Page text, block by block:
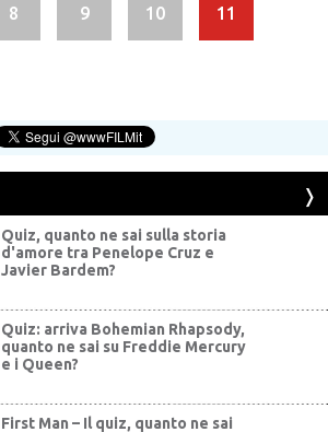
8 9 10 11
Quiz, quanto ne sai sulla storia
d'amore tra Penelope Cruz e
Javier Bardem?
Quiz: arriva Bohemian Rhapsody,
quanto ne sai su Freddie Mercury
e i Queen?
First Man – Il quiz, quanto ne sai